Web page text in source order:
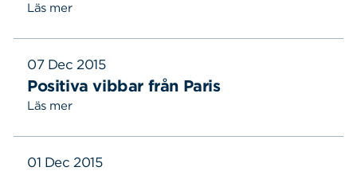
Läs mer
07 Dec 2015
Positiva vibbar från Paris
Läs mer
01 Dec 2015
efter: